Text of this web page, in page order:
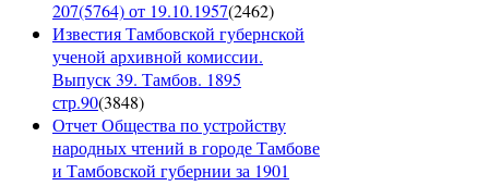
207(5764) от 19.10.1957(2462)
Известия Тамбовской губернской
ученой архивной комиссии.
Выпуск 39. Тамбов. 1895
стр.90(3848)
Отчет Общества по устройству
народных чтений в городе Тамбове
и Тамбовской губернии за 1901